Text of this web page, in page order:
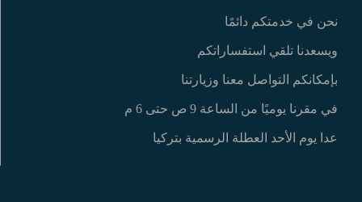
نحن في خدمتكم دائمًا
ويسعدنا تلقي استفساراتكم
بإمكانكم التواصل معنا وزيارتنا
في مقرنا يوميًا من الساعة 9 ص حتى 6 م
عدا يوم الأحد العطلة الرسمية بتركيا